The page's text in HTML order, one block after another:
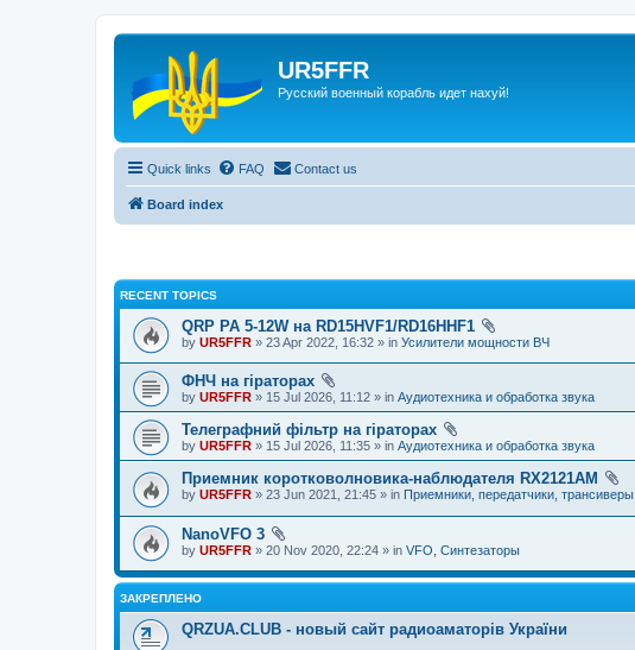
UR5FFR
Русский военный корабль идет нахуй!
Quick links FAQ Contact us
Board index
RECENT TOPICS
QRP PA 5-12W на RD15HVF1/RD16HHF1
by UR5FFR » 23 Apr 2022, 16:32 » in Усилители мощности ВЧ
ФНЧ на гіраторах
by UR5FFR » 15 Jul 2026, 11:12 » in Аудиотехника и обработка звука
Телеграфний фільтр на гіраторах
by UR5FFR » 15 Jul 2026, 11:35 » in Аудиотехника и обработка звука
Приемник коротковолновика-наблюдателя RX2121AM
by UR5FFR » 23 Jun 2021, 21:45 » in Приемники, передатчики, трансиверы
NanoVFO 3
by UR5FFR » 20 Nov 2020, 22:24 » in VFO, Синтезаторы
ЗАКРЕПЛЕНО
QRZUA.CLUB - новый сайт радиоаматорів України